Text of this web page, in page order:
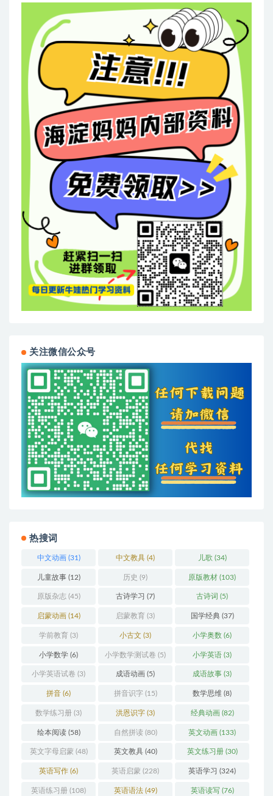
关注微信公众号
热搜词
中文动画(31) 中文教具 (4) 儿歌 (34)
儿童故事(12) 历史 (9) 原版教材 (103)
原版杂志(45) 古诗学习 (7) 古诗词 (5)
启蒙动画(14) 启蒙教育 (3) 国学经典(37)
学前教育 (3) 小古文 (3) 小学奥数 (6)
小学数学 (6) 小学数学测试卷 (5) 小学英语 (3)
小学英语试卷 (3) 成语动画 (5) 成语故事 (3)
拼音 (6) 拼音识字 (15) 数学思维 (8)
数学练习册 (3) 洪恩识字 (3) 经典动画(82)
绘本阅读(58) 自然拼读 (80) 英文动画 (133)
英文字母启蒙 (48) 英文教具(40) 英文练习册(30)
英语写作 (6) 英语启蒙 (228) 英语学习 (324)
英语练习册 (108) 英语语法(49) 英语读写(76)